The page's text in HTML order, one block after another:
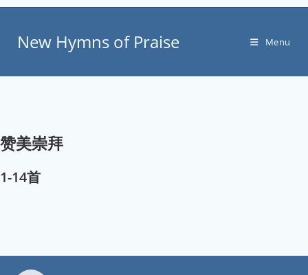
Skip
contentNew Hymns of Praise Menu
赞美崇拜
1-14首